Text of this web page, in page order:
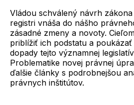
Vládou schválený návrh
registri vnáša do nášho
zásadné zmeny a novoty.
priblížiť ich podstatu a
dopady tejto významnej
Problematike novej právnej
ďalšie články s podrobnejšou
právnych inštitútov.